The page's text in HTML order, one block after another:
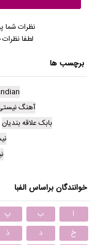
نظرات شما
لطفا
برچسب ها
آهنگ نیستی
بابک علاقه بندیان
خوانندگان براساس الفبا
ا ب پ
خ
د ذ